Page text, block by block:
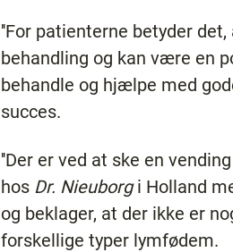
''For patienterne betyder
behandling og kan være en
behandle og hjælpe med
succes.
''Der er ved at ske en
hos Dr. Nieuborgi Holland
og beklager, at der ikke er
forskellige typer lymfødem.